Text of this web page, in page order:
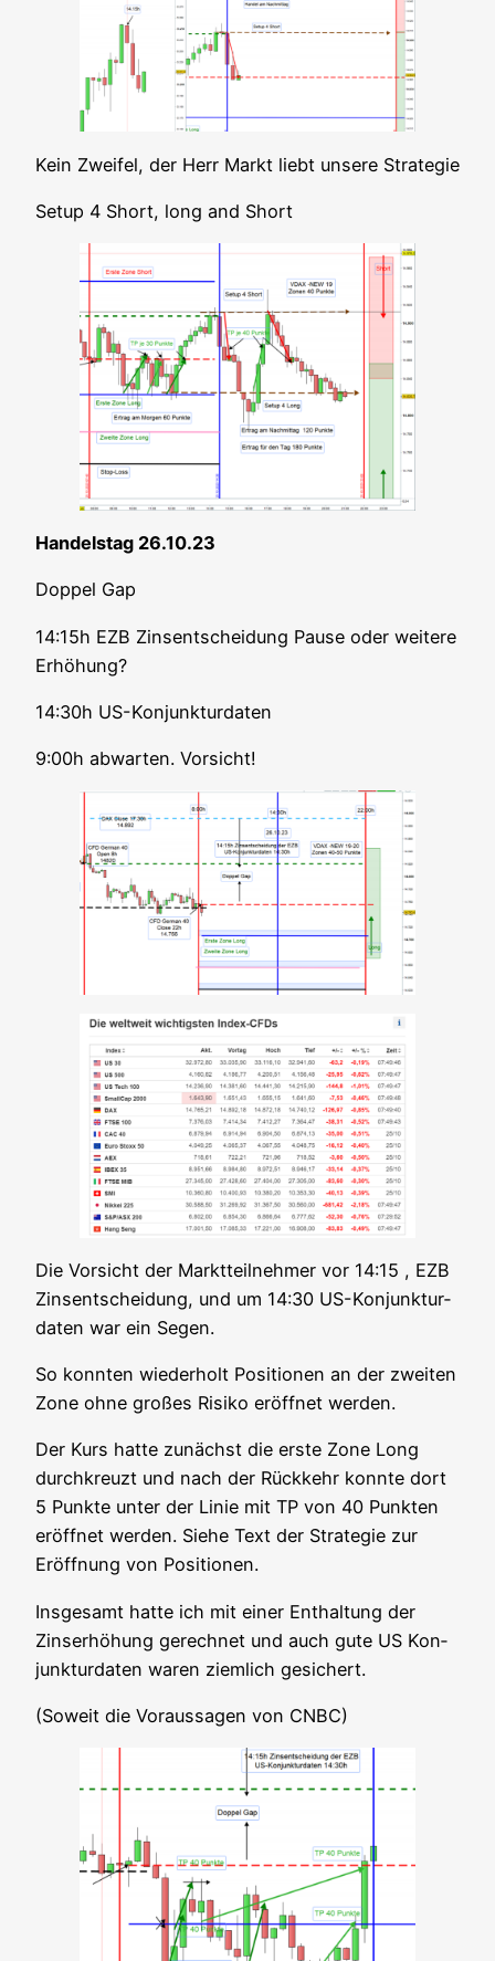
Kein Zwei­fel, der Herr Markt liebt unse­re Strategie
Set­up 4 Short, long and Short
Han­dels­tag 26.10.23
Dop­pel Gap
14:15h EZB Zins­ent­schei­dung Pau­se oder wei­te­re
Erhöhung?
14:30h US-Kon­junk­tur­da­ten
9:00h abwar­ten. Vorsicht!
Die Vor­sicht der Markt­teil­neh­mer vor 14:15 , EZB
Zins­ent­schei­dung, und um 14:30 US-Kon­junk­tur­
da­ten war ein Segen.
So konn­ten wie­der­holt Posi­tio­nen an der zwei­ten
Zone ohne gro­ßes Risi­ko eröff­net werden.
Der Kurs hat­te zunächst die ers­te Zone Long
durch­kreuzt und nach der Rück­kehr konn­te dort
5 Punk­te unter der Linie mit TP von 40 Punk­ten
eröff­net wer­den. Sie­he Text der Stra­te­gie zur
Eröff­nung von Positionen.
Ins­ge­samt hat­te ich mit einer Ent­hal­tung der
Zins­er­hö­hung gerech­net und auch gute US Kon­
junk­tur­da­ten waren ziem­lich gesichert.
(Soweit die Vor­aus­sa­gen von CNBC)